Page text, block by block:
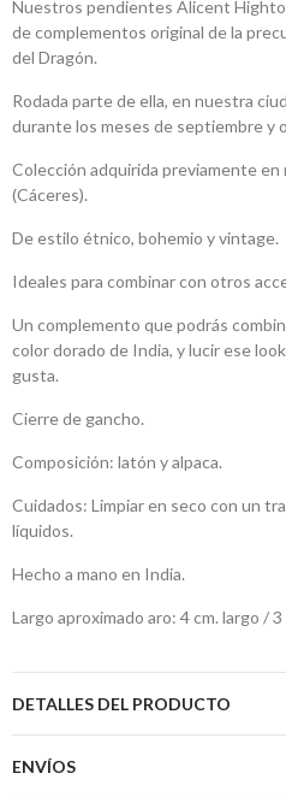
Nuestros pendientes Alicent
de complementos original de la
del Dragón.
Rodada parte de ella, en nuestra
durante los meses de septiembre y
Colección adquirida previamente en
(Cáceres).
De estilo étnico, bohemio y vintage.
Ideales para combinar con otros
Un complemento que podrás
color dorado de India, y lucir ese
gusta.
Cierre de gancho.
Composición: latón y alpaca.
Cuidados: Limpiar en seco con un
líquidos.
Hecho a mano en India.
Largo aproximado aro: 4 cm. largo / 3
DETALLES DEL PRODUCTO
ENVÍOS